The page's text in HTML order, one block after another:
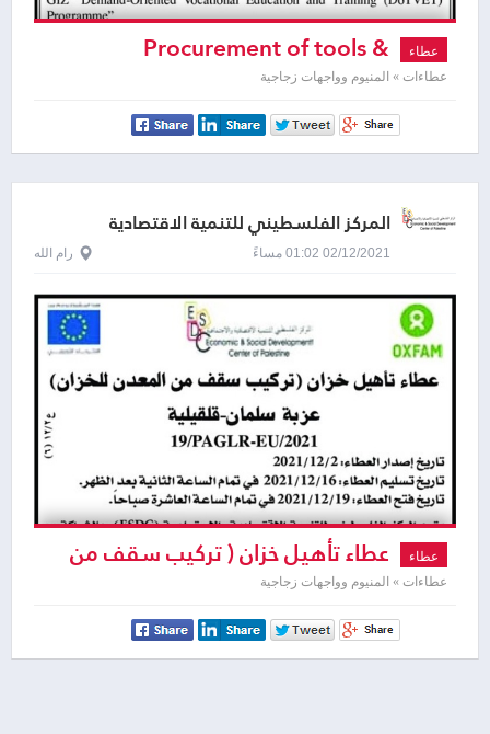
عطاء Procurement of tools &
equipment for development of
aluminium craft
عطاءات » المنيوم وواجهات زجاجية
المركز الفلسطيني للتنمية الاقتصادية
والاجتماعية
02/12/2021 01:02 مساءً رام الله
عطاء عطاء تأهيل خزان ( تركيب سقف من
المعدن للخزان )
عطاءات » المنيوم وواجهات زجاجية